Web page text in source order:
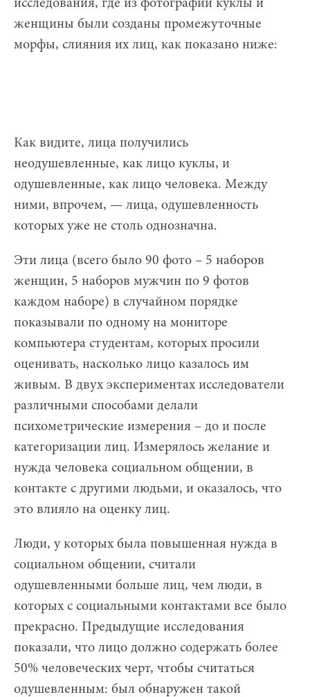
исследования, где из фотографий куклы и
женщины были созданы промежуточные
морфы, слияния их лиц, как показано ниже:
Как видите, лица получились
неодушевленные, как лицо куклы, и
одушевленные, как лицо человека. Между
ними, впрочем, — лица, одушевленность
которых уже не столь однозначна.
Эти лица (всего было 90 фото – 5 наборов
женщин, 5 наборов мужчин по 9 фотов
каждом наборе) в случайном порядке
показывали по одному на мониторе
компьютера студентам, которых просили
оценивать, насколько лицо казалось им
живым. В двух экспериментах исследователи
различными способами делали
психометрические измерения – до и после
категоризации лиц. Измерялось желание и
нужда человека социальном общении, в
контакте с другими людьми, и оказалось, что
это влияло на оценку лиц.
Люди, у которых была повышенная нужда в
социальном общении, считали
одушевленными больше лиц, чем люди, в
которых с социальными контактами все было
прекрасно. Предыдущие исследования
показали, что лицо должно содержать более
50% человеческих черт, чтобы считаться
одушевленным: был обнаружен такой